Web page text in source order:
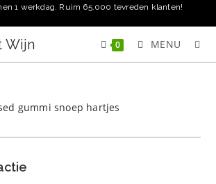
1 werkdag. Ruim 65.000 tevreden klanten!
Wijn 0 MENU